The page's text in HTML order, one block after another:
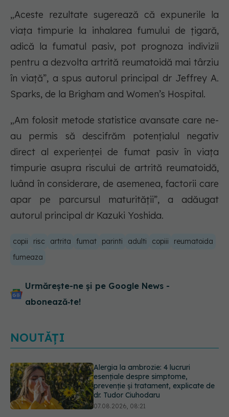
„Aceste rezultate sugerează că expunerile la
viața timpurie la inhalarea fumului de țigară,
adică la fumatul pasiv, pot prognoza indivizii
pentru a dezvolta artrită reumatoidă mai târziu
în viață”, a spus autorul principal dr Jeffrey A.
Sparks, de la Brigham and Women’s Hospital.
„Am folosit metode statistice avansate care ne-
au permis să descifrăm potențialul negativ
direct al experienței de fumat pasiv în viața
timpurie asupra riscului de artrită reumatoidă,
luând în considerare, de asemenea, factorii care
apar pe parcursul maturității”, a adăugat
autorul principal dr Kazuki Yoshida.
copii risc artrita fumat parinti adulti copiii
reumatoida
fumeaza
Urmărește-ne și pe Google News -
abonează‑te!
NOUTĂȚI
EXCLUSIV Brahiterapie vs
radioterapie externă în cancerul
ginecologic. Dr. Sorin Bogdan
cum acționează tratamentul